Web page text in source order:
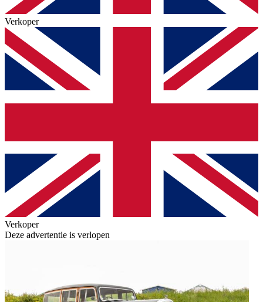
Verkoper
Verkoper
Deze advertentie is verlopen